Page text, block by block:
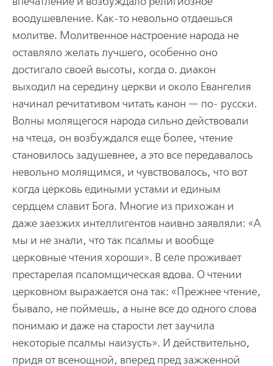
воодушевление. Как-то невольно отдаешься
молитве. Молитвенное настроение народа не
оставляло желать лучшего, особенно оно
достигало своей высоты, когда о. диакон
выходил на середину церкви и около Евангелия
начинал речитативом читать канон — по- русски.
Волны молящегося народа сильно действовали
на чтеца, он возбуждался еще более, чтение
становилось задушевнее, а это все передавалось
невольно молящимся, и чувствовалось, что вот
когда церковь едиными устами и единым
сердцем славит Бога. Многие из прихожан и
даже заезжих интеллигентов наивно заявляли: «А
мы и не знали, что так псалмы и вообще
церковные чтения хороши». В селе проживает
престарелая псаломщическая вдова. О чтении
церковном выражается она так: «Прежнее чтение,
бывало, не поймешь, а ныне все до одного слова
понимаю и даже на старости лет заучила
некоторые псалмы наизусть». И действительно,
придя от всенощной, вперед пред зажженной